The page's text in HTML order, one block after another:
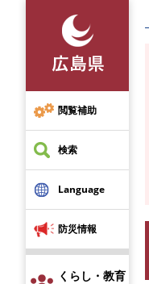
先
頭
で
す
閲覧補助
検索
Language
防災情報
くらし・教育